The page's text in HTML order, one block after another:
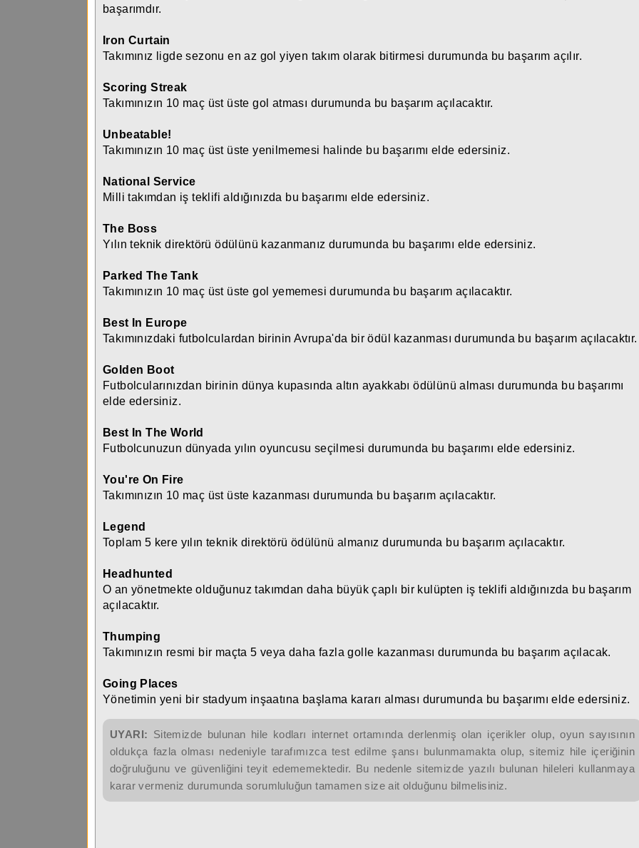
başarımdır.
Iron Curtain
Takımınız ligde sezonu en az gol yiyen takım olarak bitirmesi durumunda bu başarım açılır.
Scoring Streak
Takımınızın 10 maç üst üste gol atması durumunda bu başarım açılacaktır.
Unbeatable!
Takımınızın 10 maç üst üste yenilmemesi halinde bu başarımı elde edersiniz.
National Service
Milli takımdan iş teklifi aldığınızda bu başarımı elde edersiniz.
The Boss
Yılın teknik direktörü ödülünü kazanmanız durumunda bu başarımı elde edersiniz.
Parked The Tank
Takımınızın 10 maç üst üste gol yememesi durumunda bu başarım açılacaktır.
Best In Europe
Takımınızdaki futbolculardan birinin Avrupa'da bir ödül kazanması durumunda bu başarım açılacaktır.
Golden Boot
Futbolcularınızdan birinin dünya kupasında altın ayakkabı ödülünü alması durumunda bu başarımı
elde edersiniz.
Best In The World
Futbolcunuzun dünyada yılın oyuncusu seçilmesi durumunda bu başarımı elde edersiniz.
You're On Fire
Takımınızın 10 maç üst üste kazanması durumunda bu başarım açılacaktır.
Legend
Toplam 5 kere yılın teknik direktörü ödülünü almanız durumunda bu başarım açılacaktır.
Headhunted
O an yönetmekte olduğunuz takımdan daha büyük çaplı bir kulüpten iş teklifi aldığınızda bu başarım
açılacaktır.
Thumping
Takımınızın resmi bir maçta 5 veya daha fazla golle kazanması durumunda bu başarım açılacak.
Going Places
Yönetimin yeni bir stadyum inşaatına başlama kararı alması durumunda bu başarımı elde edersiniz.
UYARI: Sitemizde bulunan hile kodları internet ortamında derlenmiş olan içerikler olup, oyun sayısının
oldukça fazla olması nedeniyle tarafımızca test edilme şansı bulunmamakta olup, sitemiz hile içeriğinin
doğruluğunu ve güvenliğini teyit edememektedir. Bu nedenle sitemizde yazılı bulunan hileleri kullanmaya
karar vermeniz durumunda sorumluluğun tamamen size ait olduğunu bilmelisiniz.